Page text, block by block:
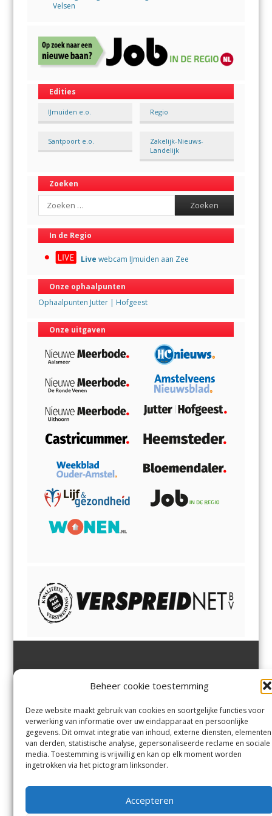
Beheer cookie toestemming
Deze website maakt gebruik van cookies en soortgelijke functies voor
verwerking van informatie over uw eindapparaat en persoonlijke
gegevens. Dit omvat integratie van inhoud, externe diensten, elementen
van derden, statistische analyse, gepersonaliseerde reclame en sociale
media. Toestemming is vrijwillig en kan op elk moment worden
ingetrokken via het pictogram linksonder.
Accepteren
Velsen
Edities
IJmuiden e.o. Regio
Santpoort e.o.
Zakelijk-Nieuws-
Landelijk
Zoeken
Search
In de Regio
Live webcam IJmuiden aan Zee
Onze ophaalpunten
Ophaalpunten Jutter | Hofgeest
Onze uitgaven
Margadantstraat 34
0255-533900
info@jutter.nlofinfo@hofgee
st.nl
Velserbroek,Velsen-Zuid,
Zuid,Driehuisen
Spaarnwoude.
Contact
Andere uitgaven
Voorwaarden